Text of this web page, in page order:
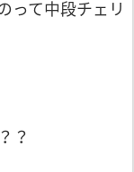
て中段チェリ
？